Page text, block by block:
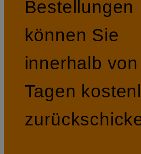
Bestellungen
können Sie
innerhalb
Tagen